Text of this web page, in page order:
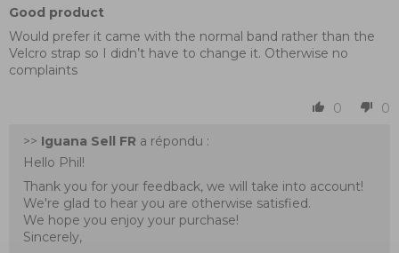
Good product
Would prefer it came with the normal band rather than the
Velcro strap so I didn’t have to change it. Otherwise no
complaints
0 0
>> Iguana Sell FR a répondu :
Hello Phil!
Thank you for your feedback, we will take into account!
We're glad to hear you are otherwise satisfied.
We hope you enjoy your purchase!
Sincerely,